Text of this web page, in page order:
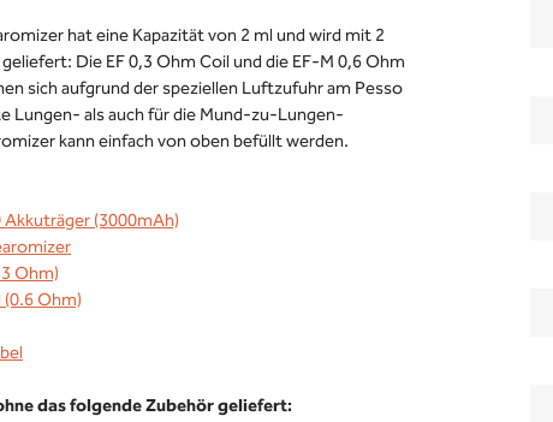
hat eine Kapazität von 2 ml und wird mit 2
Die EF 0,3 Ohm Coil und die EF-M 0,6 Ohm
sich aufgrund der speziellen Luftzufuhr am Pesso
Lungen- als auch für die Mund-zu-Lungen-
kann einfach von oben befüllt werden.
(3000mAh)
Ohm)
Ohm)
das folgende Zubehör geliefert: